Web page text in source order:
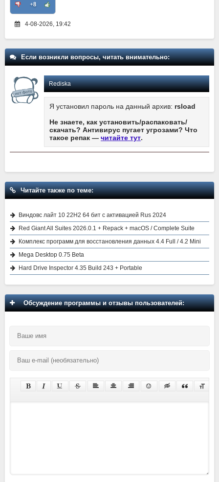
+8
4-08-2026, 19:42
Если возникли вопросы, читать внимательно:
Rediska
Я установил пароль на данный архив: rsload
Не знаете, как установить/распаковать/
скачать? Антивирус пугает угрозами? Что
такое репак — читайте тут.
Читайте также по теме:
Виндовс лайт 10 22H2 64 бит с активацией Rus 2024
Red Giant All Suites 2026.0.1 + Repack + macOS / Complete Suite
Комплекс программ для восстановления данных 4.4 Full / 4.2 Mini
Mega Desktop 0.75 Beta
Hard Drive Inspector 4.35 Build 243 + Portable
Обсуждение программы и отзывы пользователей: